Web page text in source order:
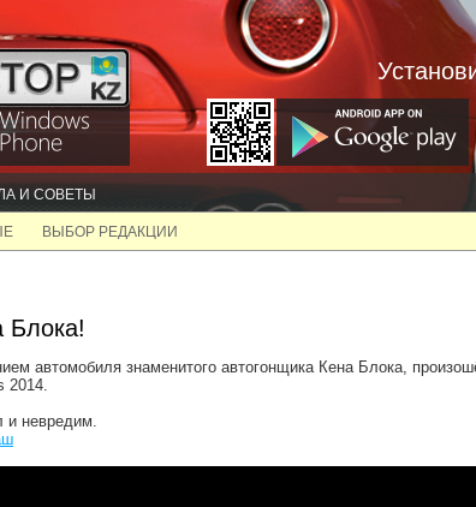
И СОВЕТЫ
ВЫБОР РЕДАКЦИИ
Блока!
автомобиля знаменитого автогонщика Кена Блока,
2014.
и невредим.